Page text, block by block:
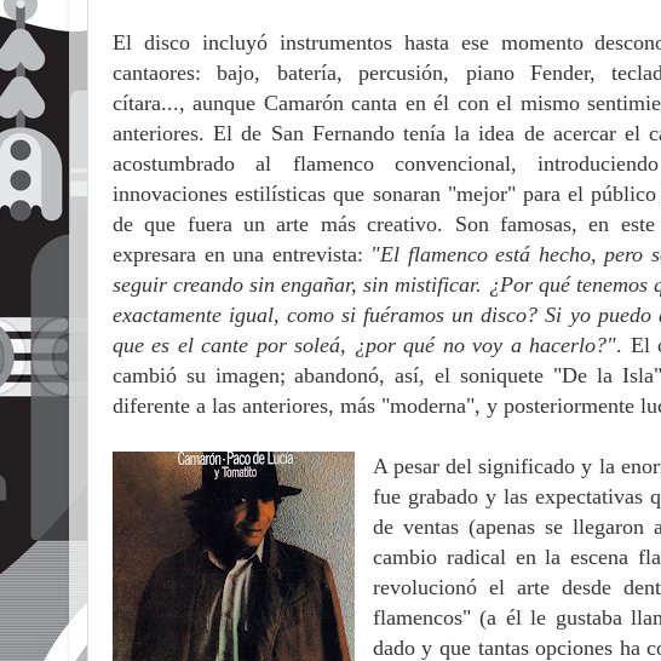
El disco incluyó instrumentos hasta ese momento
cantaores: bajo, batería, percusión, piano Fender,
cítara..., aunque Camarón canta en él con el mismo
anteriores. El de San Fernando tenía la idea de acercar el
acostumbrado al flamenco convencional,
innovaciones estilísticas que sonaran "mejor" para el
de que fuera un arte más creativo. Son famosas, en
expresara en una entrevista: "El flamenco está hecho, pero
seguir creando sin engañar, sin mistificar. ¿Por qué tenemos
exactamente igual, como si fuéramos un disco? Si yo
que es el cante por soleá, ¿por qué no voy a hacerlo?". El
cambió su imagen; abandonó, así, el soniquete "De la
diferente a las anteriores, más "moderna", y posteriormente
A pesar del significado y la
fue grabado y las expectativas
de ventas (apenas se
cambio radical en la escena
revolucionó el arte desde
flamencos" (a él le gustaba
dado y que tantas opciones ha